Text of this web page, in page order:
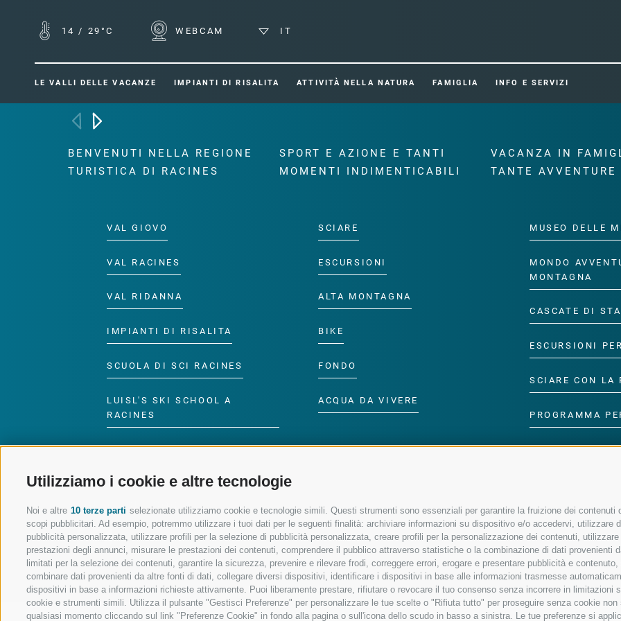
Utilizziamo i cookie e altre tecnologie
Noi e altre 10 terze parti selezionate utilizziamo cookie e tecnologie simili. Questi strumenti sono essenziali per garantire la fruizione dei
scopi pubblicitari. Ad esempio, potremmo utilizzare i tuoi dati per le seguenti finalità: archiviare informazioni su dispositivo e/o accedervi, utilizzare
pubblicità personalizzata, utilizzare profili per la selezione di pubblicità personalizzata, creare profili per la personalizzazione dei contenuti,
prestazioni degli annunci, misurare le prestazioni dei contenuti, comprendere il pubblico attraverso statistiche o la combinazione di dati
limitati per la selezione dei contenuti, garantire la sicurezza, prevenire e rilevare frodi, correggere errori, erogare e presentare pubblicità e
combinare dati provenienti da altre fonti di dati, collegare diversi dispositivi, identificare i dispositivi in base alle informazioni trasmesse
dispositivi in base a informazioni richieste attivamente. Puoi liberamente prestare, rifiutare o revocare il tuo consenso senza incorrere in
cookie e strumenti simili. Utilizza il pulsante "Gestisci Preferenze" per personalizzare le tue scelte o "Rifiuta tutto" per proseguire senza cookie
qualsiasi momento cliccando sul link "Preferenze Cookie" in fondo alla pagina o sull'icona dello scudo in basso a sinistra. Le tue preferenze si
14 / 29°C WEBCAM IT
LE VALLI DELLE VACANZE IMPIANTI DI RISALITA ATTIVITÀ NELLA NATURA FAMIGLIA INFO E SERVIZI
BENVENUTI NELLA REGIONE
TURISTICA DI RACINES
VAL GIOVO
VAL RACINES
VAL RIDANNA
IMPIANTI DI RISALITA
SCUOLA DI SCI RACINES
LUISL'S SKI SCHOOL A
RACINES
SPORT E AZIONE E TANTI
MOMENTI INDIMENTICABILI
SCIARE
ESCURSIONI
ALTA MONTAGNA
BIKE
FONDO
ACQUA DA VIVERE
VACANZA IN
TANTE AVVENTURE
MUSEO DELLE
MONDO
MONTAGNA
CASCATE DI
ESCURSIONI
SCIARE CON LA
PROGRAMMA
SEGUICI SUI SOCIAL